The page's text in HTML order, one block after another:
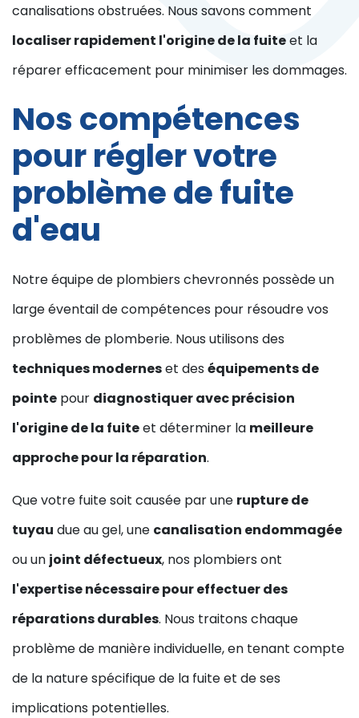
canalisations obstruées. Nous savons comment
localiser rapidement l'origine de la fuiteet la
réparer efficacement pour minimiser les dommages.
Nos compétences
pour régler votre
problème de fuite
d'eau
Notre équipe de plombiers chevronnés possède un
large éventail de compétences pour résoudre vos
problèmes de plomberie. Nous utilisons des
techniques moderneset des équipements de
pointe pour diagnostiquer avec précision
l'origine de la fuiteet déterminer la meilleure
approche pour la réparation.
Que votre fuite soit causée par une rupture de
tuyau due au gel, une canalisation endommagée
ou un joint défectueux, nos plombiers ont
l'expertise nécessaire pour effectuer des
réparations durables. Nous traitons chaque
problème de manière individuelle, en tenant compte
de la nature spécifique de la fuite et de ses
implications potentielles.